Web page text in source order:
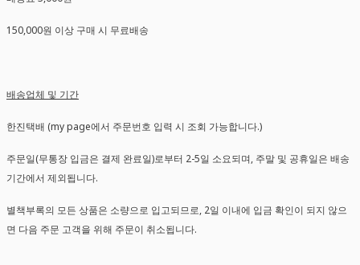
150,000원 이상 구매 시 무료배송
배송업체 및 기간
한진택배 (my page에서 주문번호 입력 시 조회 가능합니다.)
주문일(무통장 입금은 결제 완료일)로부터 2-5일 소요되며, 주말 및 공휴일은 배송
기간에서 제외됩니다.
별책부록의 모든 상품은 소량으로 입고되므로, 2일 이내에 입금 확인이 되지 않으
면 다음 주문 고객을 위해 주문이 취소됩니다.